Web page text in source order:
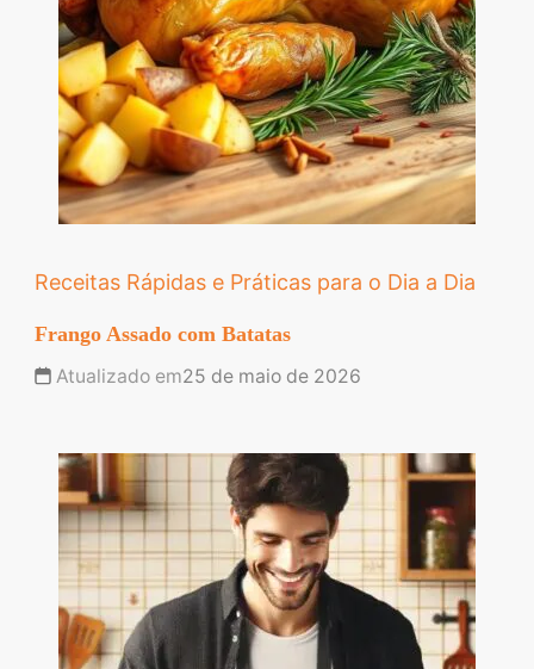
Receitas Rápidas e Práticas para o Dia a Dia
Frango Assado com Batatas
Atualizado em25 de maio de 2026